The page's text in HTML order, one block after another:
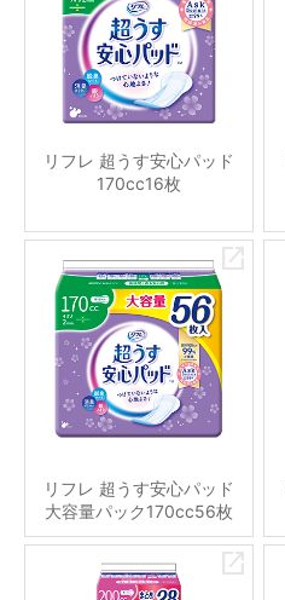
リフレ 超うす安心パッド
170cc16枚
リフレ 超うす安心パッド
大容量パック170cc56枚